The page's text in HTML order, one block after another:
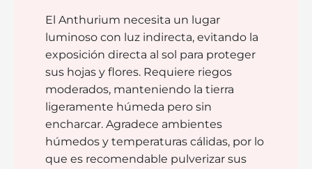
El Anthurium necesita un lugar
luminoso con luz indirecta, evitando la
exposición directa al sol para proteger
sus hojas y flores. Requiere riegos
moderados, manteniendo la tierra
ligeramente húmeda pero sin
encharcar. Agradece ambientes
húmedos y temperaturas cálidas, por lo
que es recomendable pulverizar sus